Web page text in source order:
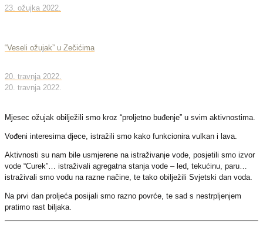
23. ožujka 2022.
“Veseli ožujak” u Zečićima
20. travnja 2022.
20. travnja 2022.
Mjesec ožujak obilježili smo kroz “proljetno buđenje” u svim aktivnostima.
Vođeni interesima djece, istražili smo kako funkcionira vulkan i lava.
Aktivnosti su nam bile usmjerene na istraživanje vode, posjetili smo izvor
vode “Curek”… istraživali agregatna stanja vode – led, tekućinu, paru…
istraživali smo vodu na razne načine, te tako obilježili Svjetski dan voda.
Na prvi dan proljeća posijali smo razno povrće, te sad s nestrpljenjem
pratimo rast biljaka.